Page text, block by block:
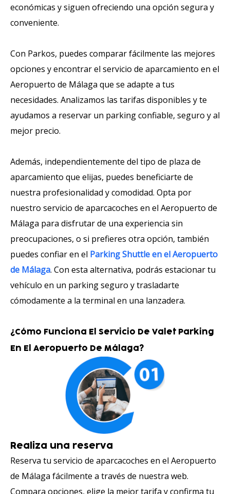
económicas y siguen ofreciendo una opción segura y
conveniente.
Con Parkos, puedes comparar fácilmente las mejores
opciones y encontrar el servicio de aparcamiento en el
Aeropuerto de Málaga que se adapte a tus
necesidades. Analizamos las tarifas disponibles y te
ayudamos a reservar un parking confiable, seguro y al
mejor precio.
Además, independientemente del tipo de plaza de
aparcamiento que elijas, puedes beneficiarte de
nuestra profesionalidad y comodidad. Opta por
nuestro servicio de aparcacoches en el Aeropuerto de
Málaga para disfrutar de una experiencia sin
preocupaciones, o si prefieres otra opción, también
puedes confiar en el Parking Shuttle en el Aeropuerto
de Málaga. Con esta alternativa, podrás estacionar tu
vehículo en un parking seguro y trasladarte
cómodamente a la terminal en una lanzadera.
¿Cómo Funciona El Servicio De Valet Parking
En El Aeropuerto De Málaga?
Realiza una reserva
Reserva tu servicio de aparcacoches en el Aeropuerto
de Málaga fácilmente a través de nuestra web.
Compara opciones, elige la mejor tarifa y confirma tu